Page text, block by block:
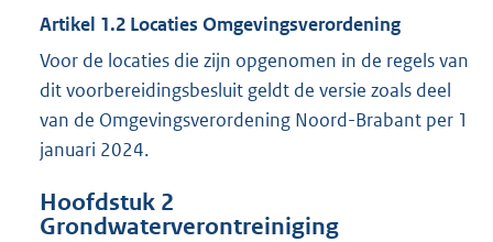
Artikel 1.2 Locaties Omgevingsverordening
Voor de locaties die zijn opgenomen in de regels van
dit voorbereidingsbesluit geldt de versie zoals deel
van de Omgevingsverordening Noord-Brabant per 1
januari 2024.
Hoofdstuk 2
Grondwaterverontreiniging